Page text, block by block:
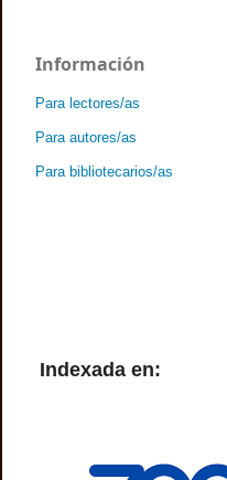
Información
Para lectores/as
Para autores/as
Para bibliotecarios/as
Indexada en: